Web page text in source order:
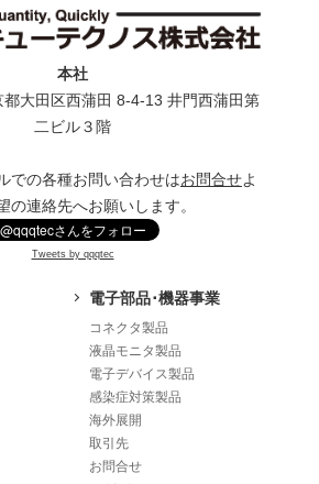
本社
⼤⽥区⻄蒲⽥ 8-4-13 井⾨⻄蒲⽥第
⼆ビル３階
での各種お問い合わせはお問合せよ
の連絡先へお願いします。
Tweets by qqqtec
電子部品･機器事業
コネクタ製品
液晶モニタ製品
電子デバイス製品
感染症対策製品
海外展開
取引先
お問合せ